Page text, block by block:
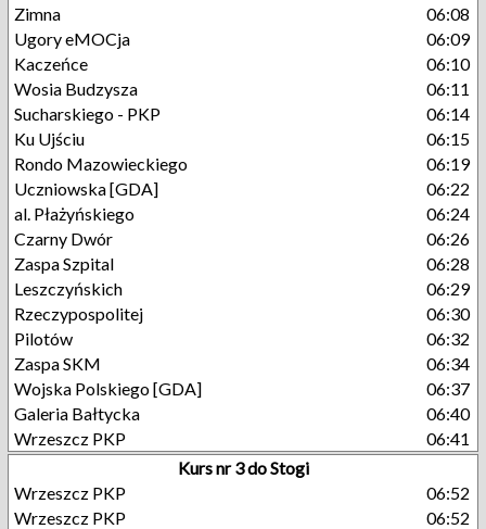
Zimna
06:08
Ugory eMOCja
06:09
Kaczeńce
06:10
Wosia Budzysza
06:11
Sucharskiego - PKP
06:14
Ku Ujściu
06:15
Rondo Mazowieckiego
06:19
Uczniowska [GDA]
06:22
al. Płażyńskiego
06:24
Czarny Dwór
06:26
Zaspa Szpital
06:28
Leszczyńskich
06:29
Rzeczypospolitej
06:30
Pilotów
06:32
Zaspa SKM
06:34
Wojska Polskiego [GDA]
06:37
Galeria Bałtycka
06:40
Wrzeszcz PKP
06:41
Kurs nr 3 do Stogi
Wrzeszcz PKP
06:52
Wrzeszcz PKP
06:52